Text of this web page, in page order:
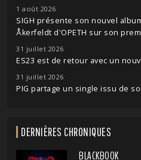
1 août 2026
SIGH présente son nouvel
Åkerfeldt d'OPETH sur son
31 juillet 2026
ES23 est de retour avec un
31 juillet 2026
PIG partage un single issu de
DERNIÈRES CHRONIQUES
BLACKBOOK